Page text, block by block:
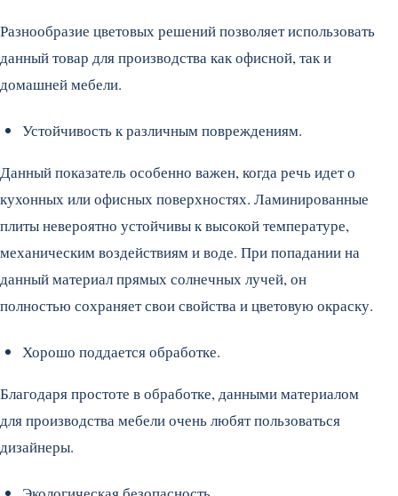
Разнообразие цветовых решений позволяет использовать
данный товар для производства как офисной, так и
домашней мебели.
Устойчивость к различным повреждениям.
Данный показатель особенно важен, когда речь идет о
кухонных или офисных поверхностях. Ламинированные
плиты невероятно устойчивы к высокой температуре,
механическим воздействиям и воде. При попадании на
данный материал прямых солнечных лучей, он
полностью сохраняет свои свойства и цветовую окраску.
Хорошо поддается обработке.
Благодаря простоте в обработке, данными материалом
для производства мебели очень любят пользоваться
дизайнеры.